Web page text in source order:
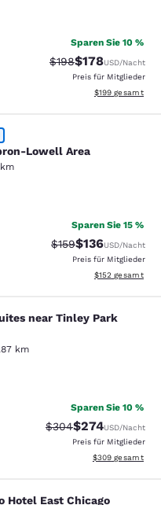
Sparen Sie 10 %
Durchgestrichener
$198Vergünstigter
$178USD/Nacht
Preis für Mitglieder
Geschätzte
$199 gesamt
Lowell Area
Lowell Area
Hervorragend. 1120
Sparen Sie 15 %
Durchgestrichener
$159Vergünstigter
$136USD/Nacht
Preis für Mitglieder
Geschätzte
$152 gesamt
near Tinley
near Tinley Park
km
Gut. 1611 Bewertungen
Sparen Sie 10 %
Durchgestrichener
$304Vergünstigter
$274USD/Nacht
Preis für Mitglieder
Geschätzte
$309 gesamt
Hotel East Chicago